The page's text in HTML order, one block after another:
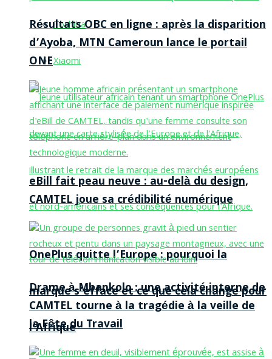
Toshiba
Xiaomi
OnePlus quitte l’Europe : pourquoi la
marque s’efface et ce que cela change pour
l’Afrique
Résultats OBC en ligne : après la disparition
d’Ayoba, MTN Cameroun lance le portail
ONE
eBill fait peau neuve : au-delà du design,
CAMTEL joue sa crédibilité numérique
Drame à Mbankolo : une activité interne de
CAMTEL tourne à la tragédie à la veille de
la Fête du Travail